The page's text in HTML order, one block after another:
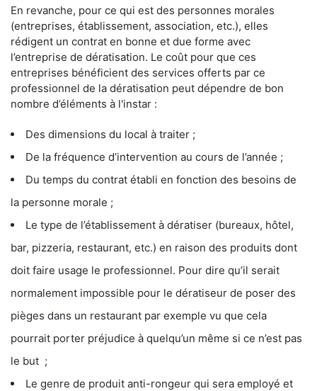
En revanche, pour ce qui est des personnes morales
(entreprises, établissement, association, etc.), elles
rédigent un contrat en bonne et due forme avec
l’entreprise de dératisation. Le coût pour que ces
entreprises bénéficient des services offerts par ce
professionnel de la dératisation peut dépendre de bon
nombre d’éléments à l'instar :
Des dimensions du local à traiter ;
De la fréquence d’intervention au cours de l’année ;
Du temps du contrat établi en fonction des besoins de
la personne morale ;
Le type de l’établissement à dératiser (bureaux, hôtel,
bar, pizzeria, restaurant, etc.) en raison des produits dont
doit faire usage le professionnel. Pour dire qu’il serait
normalement impossible pour le dératiseur de poser des
pièges dans un restaurant par exemple vu que cela
pourrait porter préjudice à quelqu’un même si ce n’est pas
le but ;
Le genre de produit anti-rongeur qui sera employé et